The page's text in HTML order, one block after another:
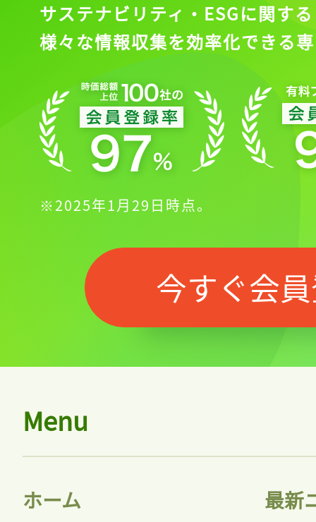
サステナビリティ・ESGに関する
様々な情報収集を効率化できる
※2025年1月29日時点。
今すぐ会
Menu
ホーム 最新